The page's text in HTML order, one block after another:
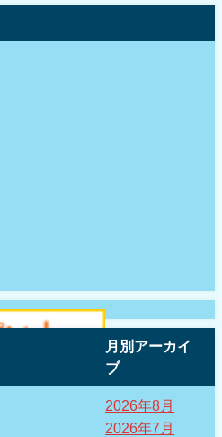
月別アーカイ
ブ
2026年8月
2026年7月